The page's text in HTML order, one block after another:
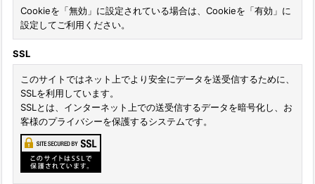
Cookieを「無効」に設定されている場合は、Cookieを「有効」に
設定してご利用ください。
SSL
このサイトではネット上でより安全にデータを送受信するために、
SSLを利用しています。
SSLとは、インターネット上での送受信するデータを暗号化し、お
客様のプライバシーを保護するシステムです。